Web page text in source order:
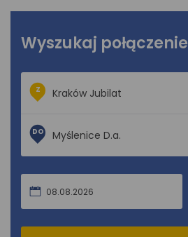
Wyszukaj połączenie
Z
DO
08.08.2026